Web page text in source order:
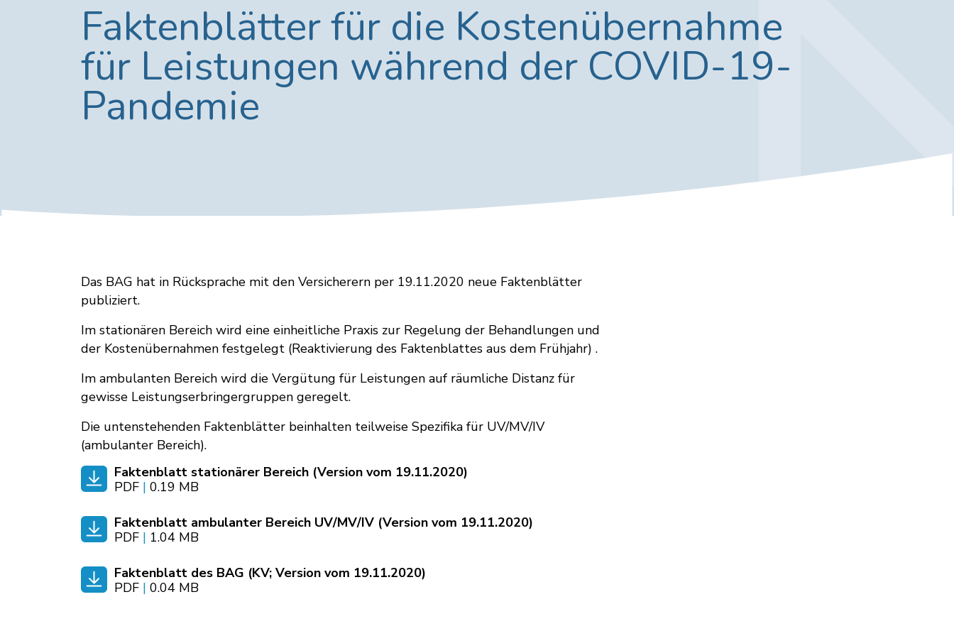
Faktenblätter für die Kostenübernahme
für Leistungen während der COVID-19-
Pandemie
Das BAG hat in Rücksprache mit den Versicherern per 19.11.2020 neue Faktenblätter
publiziert.
Im stationären Bereich wird eine einheitliche Praxis zur Regelung der Behandlungen und
der Kostenübernahmen festgelegt (Reaktivierung des Faktenblattes aus dem Frühjahr) .
Im ambulanten Bereich wird die Vergütung für Leistungen auf räumliche Distanz für
gewisse Leistungserbringergruppen geregelt.
Die untenstehenden Faktenblätter beinhalten teilweise Spezifika für UV/MV/IV
(ambulanter Bereich).
Faktenblatt stationärer Bereich (Version vom 19.11.2020)
PDF | 0.19 MB
Faktenblatt ambulanter Bereich UV/MV/IV (Version vom 19.11.2020)
PDF | 1.04 MB
Faktenblatt des BAG (KV; Version vom 19.11.2020)
PDF | 0.04 MB